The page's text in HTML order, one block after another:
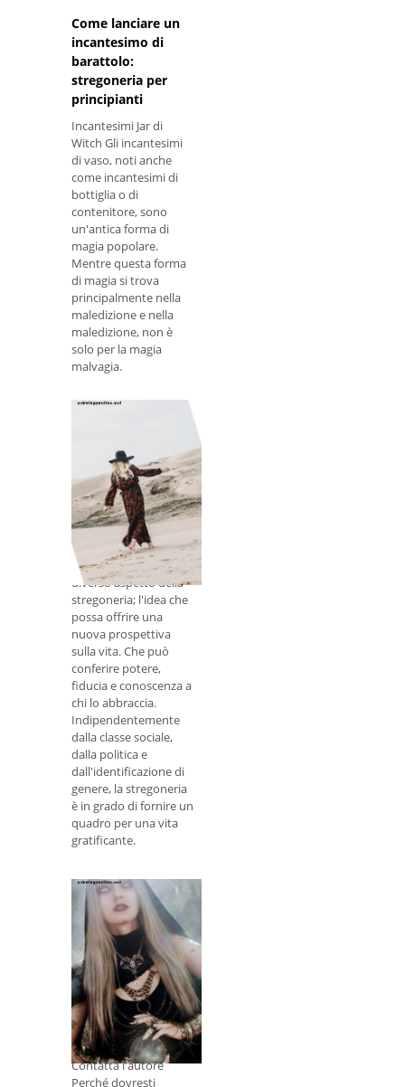
Come lanciare un
incantesimo di
barattolo:
stregoneria per
principianti
Incantesimi Jar di
Witch Gli incantesimi
di vaso, noti anche
come incantesimi di
bottiglia o di
contenitore, sono
un'antica forma di
magia popolare.
Mentre questa forma
di magia si trova
principalmente nella
maledizione e nella
maledizione, non è
solo per la magia
malvagia.
"vaso di miele", ad
La stregoneria dà
potere alle donne
In questo articolo,
voglio esplorare un
diverso aspetto della
stregoneria; l'idea che
possa offrire una
nuova prospettiva
sulla vita. Che può
conferire potere,
fiducia e conoscenza a
chi lo abbraccia.
Indipendentemente
dalla classe sociale,
dalla politica e
dall'identificazione di
genere, la stregoneria
è in grado di fornire un
quadro per una vita
gratificante.
Perché la
meditazione è
importante nella
stregoneria?
Contatta l'autore
Perché dovresti